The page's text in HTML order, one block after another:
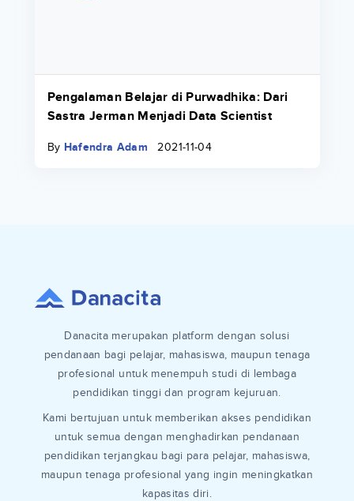
Pengalaman Belajar di Purwadhika: Dari
Sastra Jerman Menjadi Data Scientist
By Hafendra Adam 2021-11-04
Danacita merupakan platform dengan solusi
pendanaan bagi pelajar, mahasiswa, maupun tenaga
profesional untuk menempuh studi di lembaga
pendidikan tinggi dan program kejuruan.
Kami bertujuan untuk memberikan akses pendidikan
untuk semua dengan menghadirkan pendanaan
pendidikan terjangkau bagi para pelajar, mahasiswa,
maupun tenaga profesional yang ingin meningkatkan
kapasitas diri.